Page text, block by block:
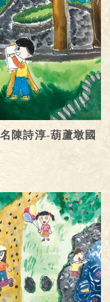
陳詩淳-葫蘆墩國